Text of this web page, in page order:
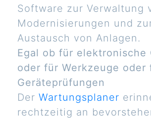
Software zur Verwaltung
Modernisierungen und
Austausch von Anlagen.
Egal ob für elektronische
oder für Werkzeuge oder
Geräteprüfungen
Der Wartungsplaner
rechtzeitig an